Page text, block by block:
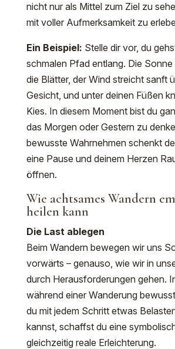
nicht nur als Mittel zum Ziel zu
mit voller Aufmerksamkeit zu
Ein Beispiel: Stelle dir vor, du
schmalen Pfad entlang. Die
die Blätter, der Wind streicht sanft
Gesicht, und unter deinen Füßen
Kies. In diesem Moment bist du
das Morgen oder Gestern zu
bewusste Wahrnehmen schenkt
eine Pause und deinem Herzen
öffnen.
Wie achtsames Wandern
heilen kann
Die Last ablegen
Beim Wandern bewegen wir uns
vorwärts – genauso, wie wir in
durch Herausforderungen gehen.
während einer Wanderung
du mit jedem Schritt etwas
kannst, schaffst du eine
gleichzeitig reale Erleichterung.